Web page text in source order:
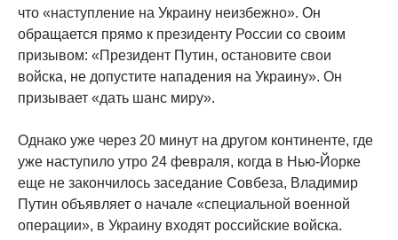
что «наступление на Украину неизбежно». Он
обращается прямо к президенту России со своим
призывом: «Президент Путин, остановите свои
войска, не допустите нападения на Украину». Он
призывает «дать шанс миру».
Однако уже через 20 минут на другом континенте, где
уже наступило утро 24 февраля, когда в Нью-Йорке
еще не закончилось заседание Совбеза, Владимир
Путин объявляет о начале «специальной военной
операции», в Украину входят российские войска.